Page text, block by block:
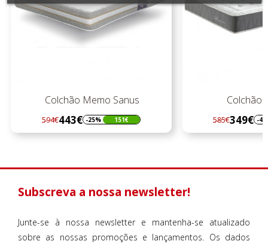
Colchão Memo Sanus
Regular
preço
443€
Preço -25% 151€
Colchão
Regular
preço
349€
Preço -40%
Subscreva a nossa newsletter!
Junte-se à nossa newsletter e mantenha-se atualizado
sobre as nossas promoções e lançamentos. Os dados